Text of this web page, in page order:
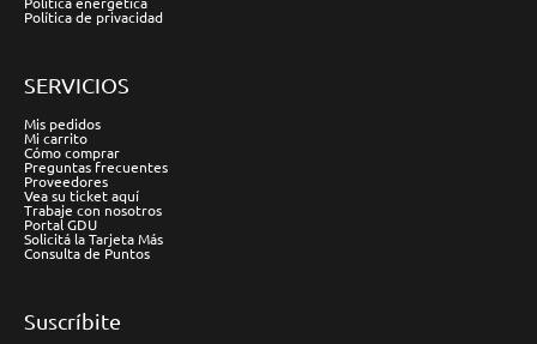
Política de privacidad
SERVICIOS
Mis pedidos
Mi carrito
Cómo comprar
Preguntas frecuentes
Proveedores
Vea su ticket aquí
Trabaje con nosotros
Portal GDU
Solicitá la Tarjeta Más
Consulta de Puntos
Suscríbite